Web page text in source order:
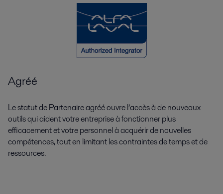
Agréé
Le statut de Partenaire agréé ouvre l’accès à de nouveaux
outils qui aident votre entreprise à fonctionner plus
efficacement et votre personnel à acquérir de nouvelles
compétences, tout en limitant les contraintes de temps et de
ressources.